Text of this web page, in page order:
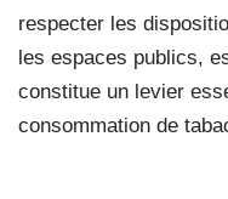
respecter les
les espaces publics,
constitue un levier
consommation de